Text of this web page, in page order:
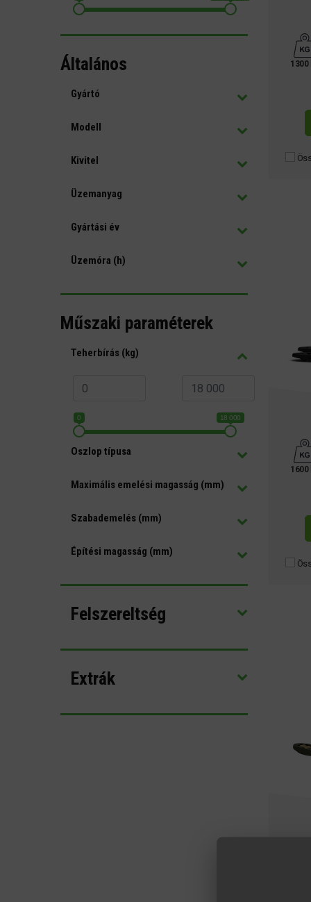
Általános
Gyártó
Modell
Kivitel
Üzemanyag
Gyártási év
Üzemóra (h)
Műszaki paraméterek
Teherbírás (kg)
0 18 000
Oszlop típusa
Maximális emelési magasság (mm)
Szabademelés (mm)
Építési magasság (mm)
Felszereltség
Extrák
1300
1600